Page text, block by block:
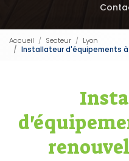
Accueil Secteur
Lyon
Installateur d'équipements